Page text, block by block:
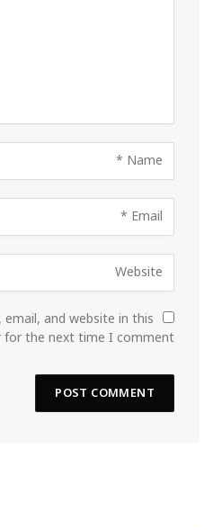
and website in this
the next time I comment.